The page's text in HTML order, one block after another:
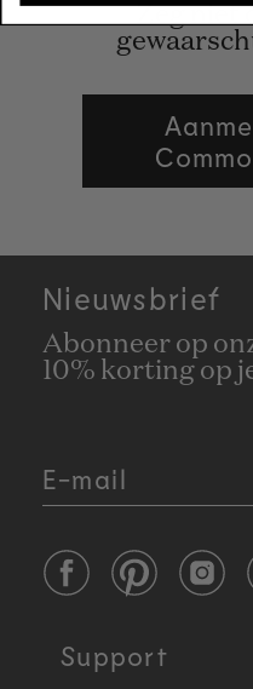
Zeg niet
Nieuwsbrief
Abonneer op
10% korting op
E-mail
FacebookPinterest
Support